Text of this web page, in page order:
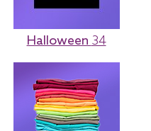
Halloween 34